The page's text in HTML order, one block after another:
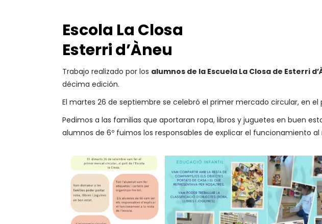
Escola La Closa
Esterri d’Àneu
Trabajo realizado por los alumnos de la Escuela La Closa de Esterri
décima edición.
El martes 26 de septiembre se celebró el primer mercado circular, en el
Pedimos a las familias que aportaran ropa, libros y juguetes en buen
alumnos de 6º fuimos los responsables de explicar el funcionamiento